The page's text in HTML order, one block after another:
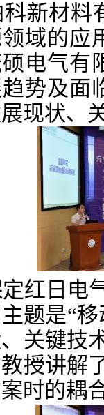
新材料
域的应
电气有
势及面
现状、
红日电
题是“
关键技
授讲解
时的耦